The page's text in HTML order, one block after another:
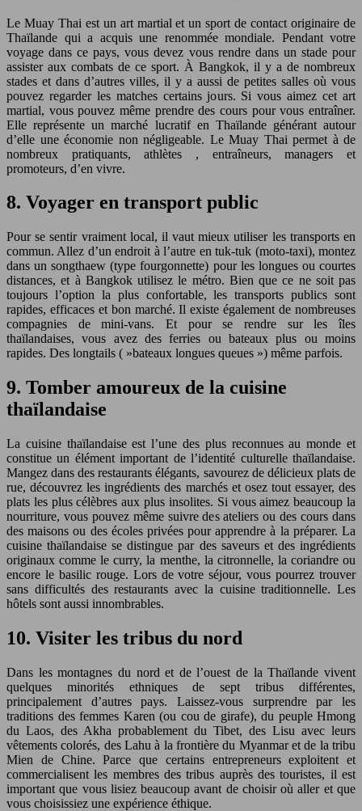
Le Muay Thai est un art martial et un sport de contact originaire de
Thaïlande qui a acquis une renommée mondiale. Pendant votre
voyage dans ce pays, vous devez vous rendre dans un stade pour
assister aux combats de ce sport. À Bangkok, il y a de nombreux
stades et dans d’autres villes, il y a aussi de petites salles où vous
pouvez regarder les matches certains jours. Si vous aimez cet art
martial, vous pouvez même prendre des cours pour vous entraîner.
Elle représente un marché lucratif en Thaïlande générant autour
d’elle une économie non négligeable. Le Muay Thai permet à de
nombreux pratiquants, athlètes , entraîneurs, managers et
promoteurs, d’en vivre.
8. Voyager en transport public
Pour se sentir vraiment local, il vaut mieux utiliser les transports en
commun. Allez d’un endroit à l’autre en tuk-tuk (moto-taxi), montez
dans un songthaew (type fourgonnette) pour les longues ou courtes
distances, et à Bangkok utilisez le métro. Bien que ce ne soit pas
toujours l’option la plus confortable, les transports publics sont
rapides, efficaces et bon marché. Il existe également de nombreuses
compagnies de mini-vans. Et pour se rendre sur les îles
thaïlandaises, vous avez des ferries ou bateaux plus ou moins
rapides. Des longtails ( »bateaux longues queues ») même parfois.
9. Tomber amoureux de la cuisine
thaïlandaise
La cuisine thaïlandaise est l’une des plus reconnues au monde et
constitue un élément important de l’identité culturelle thaïlandaise.
Mangez dans des restaurants élégants, savourez de délicieux plats de
rue, découvrez les ingrédients des marchés et osez tout essayer, des
plats les plus célèbres aux plus insolites. Si vous aimez beaucoup la
nourriture, vous pouvez même suivre des ateliers ou des cours dans
des maisons ou des écoles privées pour apprendre à la préparer. La
cuisine thaïlandaise se distingue par des saveurs et des ingrédients
originaux comme le curry, la menthe, la citronnelle, la coriandre ou
encore le basilic rouge. Lors de votre séjour, vous pourrez trouver
sans difficultés des restaurants avec la cuisine traditionnelle. Les
hôtels sont aussi innombrables.
10. Visiter les tribus du nord
Dans les montagnes du nord et de l’ouest de la Thaïlande vivent
quelques minorités ethniques de sept tribus différentes,
principalement d’autres pays. Laissez-vous surprendre par les
traditions des femmes Karen (ou cou de girafe), du peuple Hmong
du Laos, des Akha probablement du Tibet, des Lisu avec leurs
vêtements colorés, des Lahu à la frontière du Myanmar et de la tribu
Mien de Chine. Parce que certains entrepreneurs exploitent et
commercialisent les membres des tribus auprès des touristes, il est
important que vous lisiez beaucoup avant de choisir où aller et que
vous choisissiez une expérience éthique.